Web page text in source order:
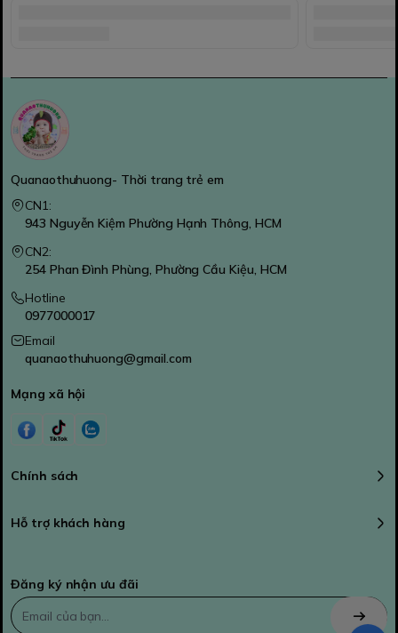
Quanaothuhuong- Thời trang trẻ em
CN1:
943 Nguyễn Kiệm Phường Hạnh Thông, HCM
CN2:
254 Phan Đình Phùng, Phường Cầu Kiệu, HCM
Hotline
0977000017
Email
quanaothuhuong@gmail.com
Mạng xã hội
Chính sách
Hỗ trợ khách hàng
Đăng ký nhận ưu đãi